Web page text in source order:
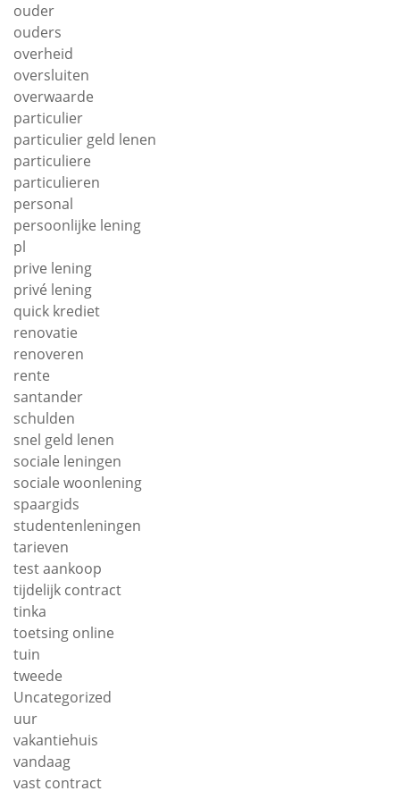
ouder
ouders
overheid
oversluiten
overwaarde
particulier
particulier geld lenen
particuliere
particulieren
personal
persoonlijke lening
pl
prive lening
privé lening
quick krediet
renovatie
renoveren
rente
santander
schulden
snel geld lenen
sociale leningen
sociale woonlening
spaargids
studentenleningen
tarieven
test aankoop
tijdelijk contract
tinka
toetsing online
tuin
tweede
Uncategorized
uur
vakantiehuis
vandaag
vast contract